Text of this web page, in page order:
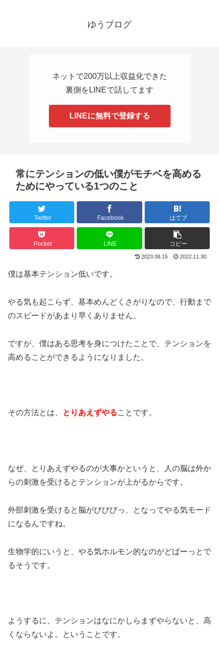
ゆうブログ
ネットで200万以上収益化できた
裏側をLINEで話してます
LINEに無料で登録する
常にテンションの低い僕がモチベを高める
ためにやっている1つのこと
Twitter Facebook はてブ
Pocket LINE コピー
2023.08.15 2022.11.30
僕は基本テンション低いです。
やる気も起こらず、基本めんどくさがりなので、行動まで
のスピードがあまり早くありません。
ですが、僕はある思考を身につけたことで、テンションを
高めることができるようになりました。
その方法とは、 とりあえずやることです。
なぜ、とりあえずやるのが大事かというと、人の脳は外か
らの刺激を受けるとテンションが上がるからです。
外部刺激を受けると脳がびびびっ、となってやる気モード
になるんですね。
生物学的にいうと、やる気ホルモン的なのがどばーっとで
るそうです。
ようするに、テンションはなにかしらまずやらないと、高
くならないよ。ということです。